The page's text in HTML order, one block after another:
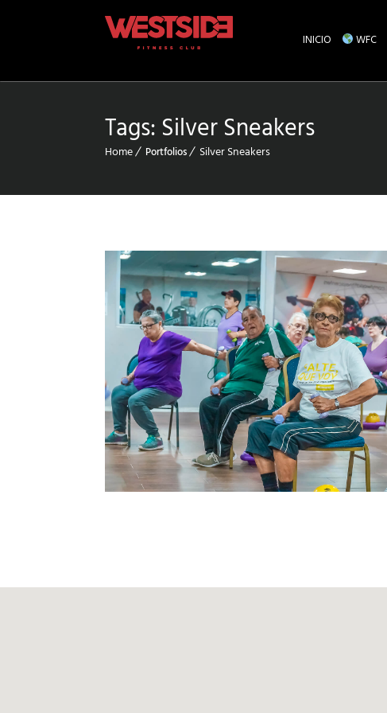
INICIO WFC
Tags: Silver Sneakers
Home Portfolios Silver Sneakers